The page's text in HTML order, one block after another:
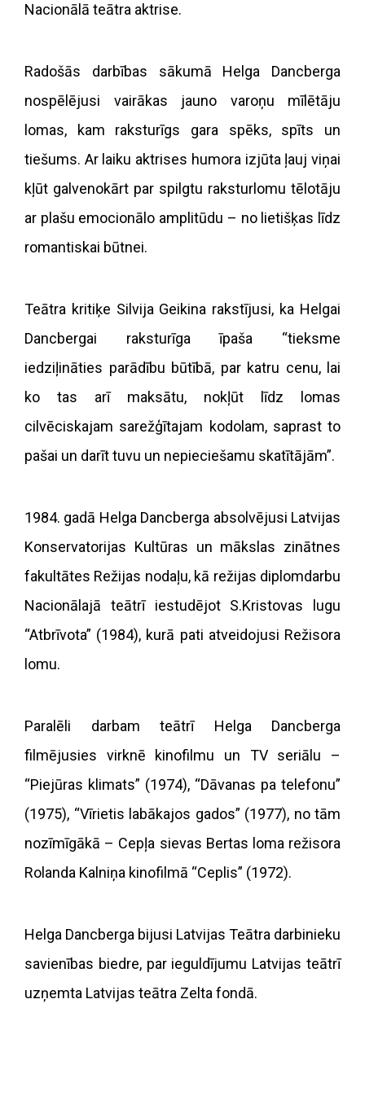
Nacionālā teātra aktrise.
Radošās darbības sākumā Helga Dancberga
nospēlējusi vairākas jauno varoņu mīlētāju
lomas, kam raksturīgs gara spēks, spīts un
tiešums. Ar laiku aktrises humora izjūta ļauj viņai
kļūt galvenokārt par spilgtu raksturlomu tēlotāju
ar plašu emocionālo amplitūdu – no lietišķas līdz
romantiskai būtnei.
Teātra kritiķe Silvija Geikina rakstījusi, ka Helgai
Dancbergai raksturīga īpaša “tieksme
iedziļināties parādību būtībā, par katru cenu, lai
ko tas arī maksātu, nokļūt līdz lomas
cilvēciskajam sarežģītajam kodolam, saprast to
pašai un darīt tuvu un nepieciešamu skatītājām”.
1984. gadā Helga Dancberga absolvējusi Latvijas
Konservatorijas Kultūras un mākslas zinātnes
fakultātes Režijas nodaļu, kā režijas diplomdarbu
Nacionālajā teātrī iestudējot S.Kristovas lugu
“Atbrīvota” (1984), kurā pati atveidojusi Režisora
lomu.
Paralēli darbam teātrī Helga Dancberga
filmējusies virknē kinofilmu un TV seriālu –
“Piejūras klimats” (1974), “Dāvanas pa telefonu”
(1975), “Vīrietis labākajos gados” (1977), no tām
nozīmīgākā – Cepļa sievas Bertas loma režisora
Rolanda Kalniņa kinofilmā “Ceplis” (1972).
Helga Dancberga bijusi Latvijas Teātra darbinieku
savienības biedre, par ieguldījumu Latvijas teātrī
uzņemta Latvijas teātra Zelta fondā.